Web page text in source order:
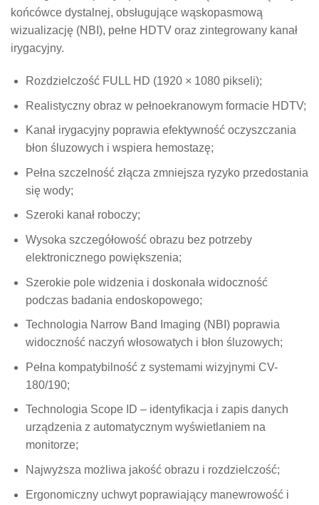
końcówce dystalnej, obsługujące wąskopasmową
wizualizację (NBI), pełne HDTV oraz zintegrowany kanał
irygacyjny.
Rozdzielczość FULL HD (1920 × 1080 pikseli);
Realistyczny obraz w pełnoekranowym formacie HDTV;
Kanał irygacyjny poprawia efektywność oczyszczania
błon śluzowych i wspiera hemostazę;
Pełna szczelność złącza zmniejsza ryzyko przedostania
się wody;
Szeroki kanał roboczy;
Wysoka szczegółowość obrazu bez potrzeby
elektronicznego powiększenia;
Szerokie pole widzenia i doskonała widoczność
podczas badania endoskopowego;
Technologia Narrow Band Imaging (NBI) poprawia
widoczność naczyń włosowatych i błon śluzowych;
Pełna kompatybilność z systemami wizyjnymi CV-
180/190;
Technologia Scope ID – identyfikacja i zapis danych
urządzenia z automatycznym wyświetlaniem na
monitorze;
Najwyższa możliwa jakość obrazu i rozdzielczość;
Ergonomiczny uchwyt poprawiający manewrowość i